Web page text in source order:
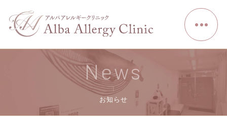
News
お知らせ